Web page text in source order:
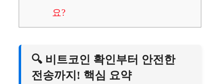
요?
🔍 비트코인 확인부터 안전한
전송까지! 핵심 요약